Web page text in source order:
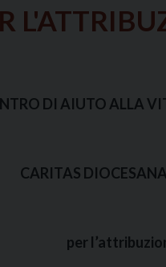
DI AIUTO ALLA
CARITAS
per